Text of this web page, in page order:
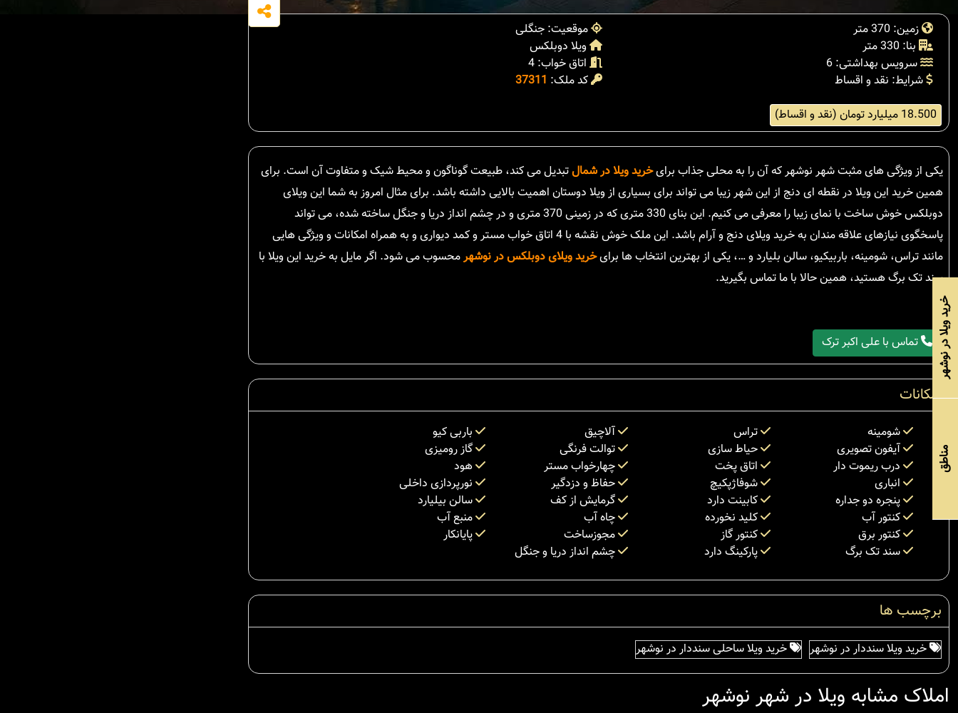
زمین: 370 متر
موقعیت: جنگلی
بنا: 330 متر
ویلا دوبلکس
سرویس بهداشتی: 6
اتاق خواب: 4
شرایط: نقد و اقساط
کد ملک: 37311
18.500 میلیارد تومان (نقد و اقساط)
یکی از ویژگی های مثبت شهر نوشهر که آن را به محلی جذاب برایخرید ویلا در شمالتبدیل می کند، طبیعت گوناگون و محیط شیک و متفاوت آن است. برای
همین خرید این ویلا در نقطه ای دنج از این شهر زیبا می تواند برای بسیاری از ویلا دوستان اهمیت بالایی داشته باشد. برای مثال امروز به شما این ویلای
دوبلکس خوش ساخت با نمای زیبا را معرفی می کنیم. این بنای 330 متری که در زمینی 370 متری و در چشم انداز دریا و جنگل ساخته شده، می تواند
پاسخگوی نیازهای علاقه مندان به خرید ویلای دنج و آرام باشد. این ملک خوش نقشه با 4 اتاق خواب مستر و کمد دیواری و به همراه امکانات و ویژگی هایی
مانند تراس، شومینه، باربیکیو، سالن بلیارد و …، یکی از بهترین انتخاب ها برایخرید ویلای دوبلکس در نوشهرمحسوب می شود. اگر مایل به خرید این ویلا با
سند تک برگ هستید، همین حالا با ما تماس بگیرید.
تماس با علی اکبر ترک
امکانات
شومینه تراس آلاچیق
باربی کیو
آیفون تصویری
حیاط سازی توالت فرنگی
گاز رومیزی
درب ریموت دار
اتاق پخت چهارخواب مستر
هود
انباری
شوفاژپکیچ حفاظ و دزدگیر
نورپردازی داخلی
پنجره دو جداره
کابینت دارد گرمایش از کف
سالن بیلیارد
کنتور آب
کلید نخورده چاه آب
منبع آب
کنتور برق
کنتور گاز مجوزساخت
پایانکار
سند تک برگ
پارکینگ دارد چشم انداز دریا و جنگل
برچسب ها
خرید ویلا سنددار در نوشهر خرید ویلا ساحلی سنددار در نوشهر
املاک مشابه ویلا در شهر نوشهر
خرید ویلا در نوشهر
مناطق